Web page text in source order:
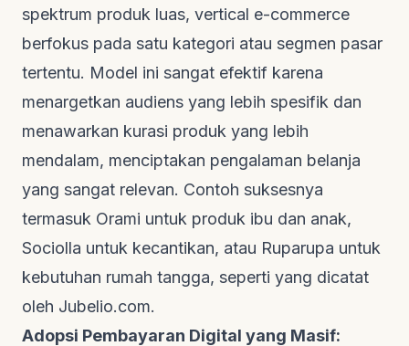
spektrum produk luas, vertical e-commerce
berfokus pada satu kategori atau segmen pasar
tertentu. Model ini sangat efektif karena
menargetkan audiens yang lebih spesifik dan
menawarkan kurasi produk yang lebih
mendalam, menciptakan pengalaman belanja
yang sangat relevan. Contoh suksesnya
termasuk Orami untuk produk ibu dan anak,
Sociolla untuk kecantikan, atau Ruparupa untuk
kebutuhan rumah tangga, seperti yang dicatat
oleh Jubelio.com.
Adopsi Pembayaran Digital yang Masif: